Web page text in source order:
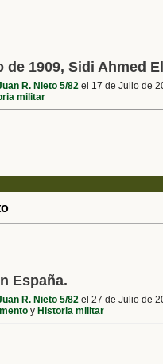
de 1909, Sidi Ahmed
R. Nieto 5/82 el 17 de Julio de
militar
España.
R. Nieto 5/82 el 27 de Julio de
y Historia militar